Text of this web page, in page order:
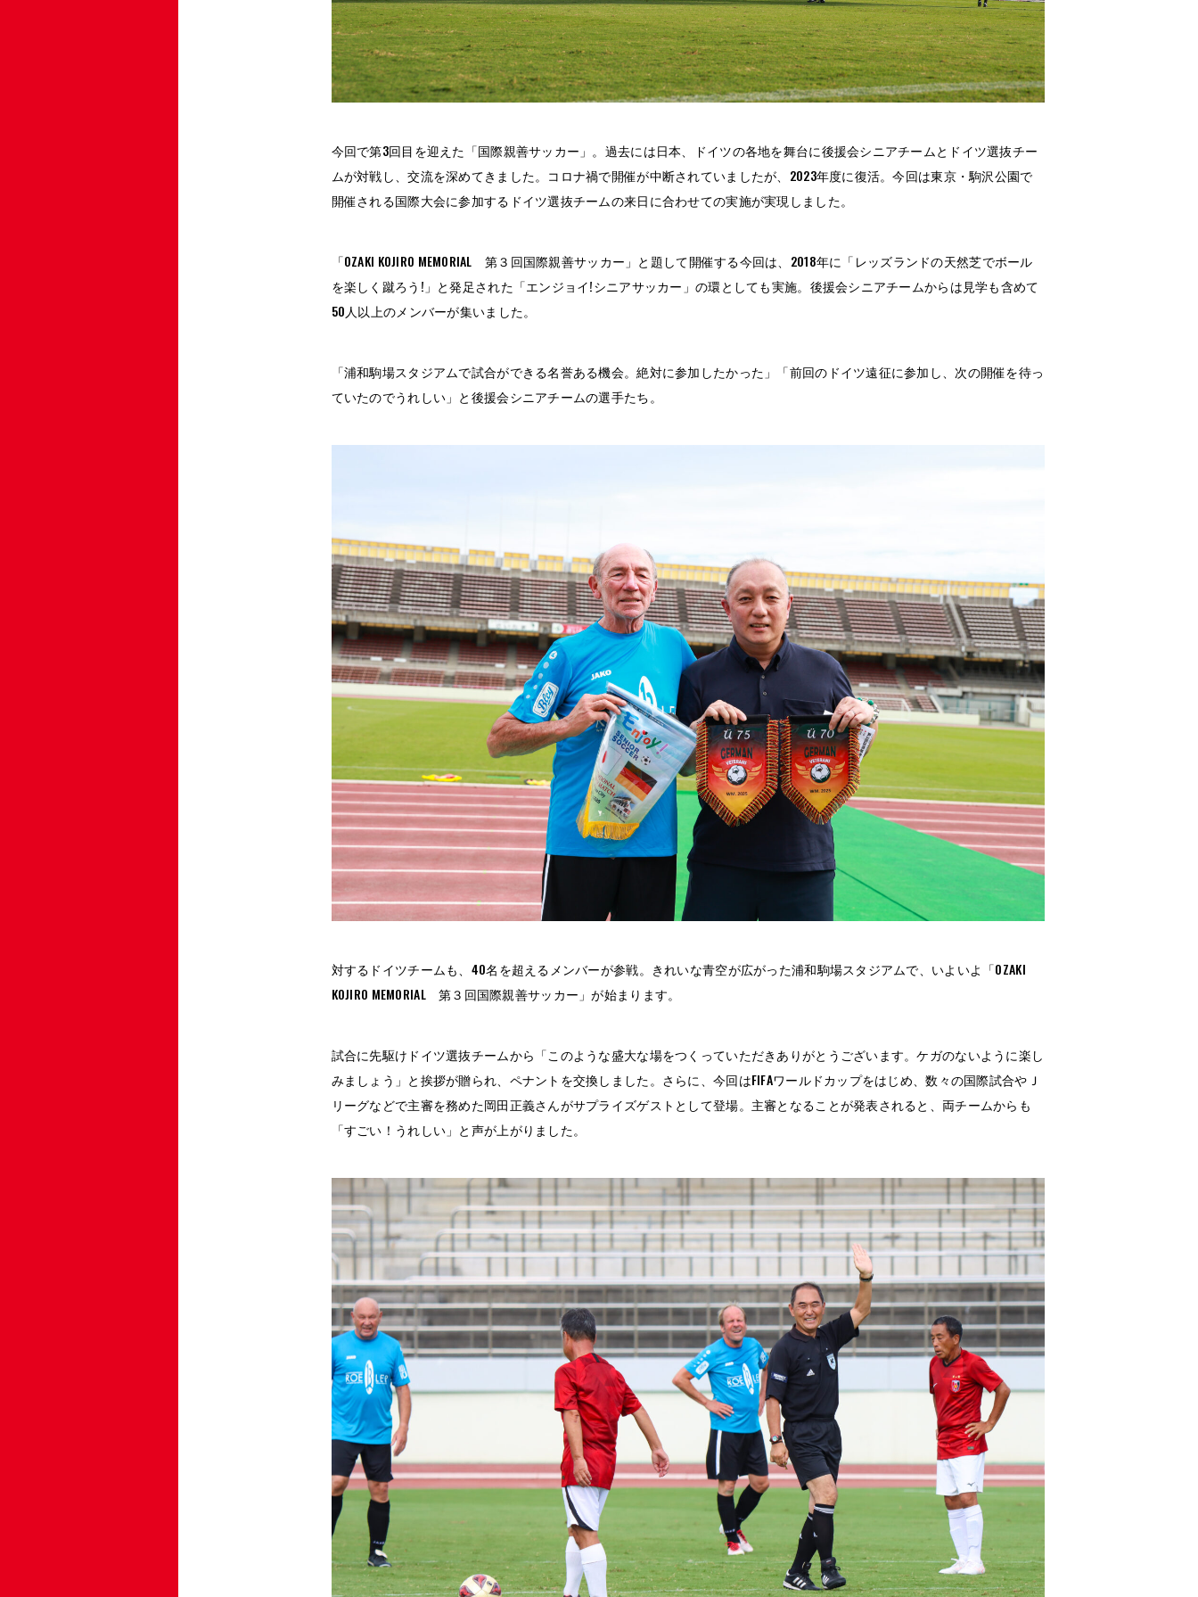
今回で第3回目を迎えた「国際親善サッカー」。過去には日本、ドイツの各地を舞台に後援会シニアチームとドイツ選抜チー
ムが対戦し、交流を深めてきました。コロナ禍で開催が中断されていましたが、2023年度に復活。今回は東京・駒沢公園で
開催される国際大会に参加するドイツ選抜チームの来日に合わせての実施が実現しました。
「OZAKI KOJIRO MEMORIAL 第３回国際親善サッカー」と題して開催する今回は、2018年に「レッズランドの天然芝でボール
を楽しく蹴ろう!」と発足された「エンジョイ!シニアサッカー」の環としても実施。後援会シニアチームからは見学も含めて
50人以上のメンバーが集いました。
「浦和駒場スタジアムで試合ができる名誉ある機会。絶対に参加したかった」「前回のドイツ遠征に参加し、次の開催を待っ
ていたのでうれしい」と後援会シニアチームの選手たち。
対するドイツチームも、40名を超えるメンバーが参戦。きれいな青空が広がった浦和駒場スタジアムで、いよいよ「OZAKI
KOJIRO MEMORIAL 第３回国際親善サッカー」が始まります。
試合に先駆けドイツ選抜チームから「このような盛大な場をつくっていただきありがとうございます。ケガのないように楽し
みましょう」と挨拶が贈られ、ペナントを交換しました。さらに、今回はFIFAワールドカップをはじめ、数々の国際試合やＪ
リーグなどで主審を務めた岡田正義さんがサプライズゲストとして登場。主審となることが発表されると、両チームからも
「すごい！うれしい」と声が上がりました。